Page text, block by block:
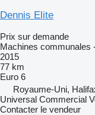
Dennis Elite
Prix sur demande
Machines communales
2015
77 km
Euro 6
Royaume-Uni,
Universal Commercial
Contacter le vendeur